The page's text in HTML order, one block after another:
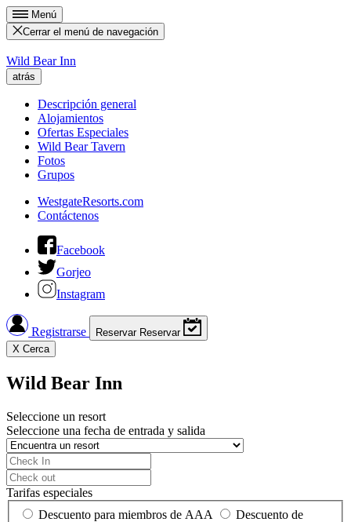
Menú
Cerrar el menú de navegación
Wild Bear Inn
atrás
Descripción general
Alojamientos
Ofertas Especiales
Wild Bear Tavern
Fotos
Grupos
WestgateResorts.com
Contáctenos
Facebook
Gorjeo
Instagram
Registrarse Reservar Reservar
X Cerca
Wild Bear Inn
Seleccione un resort
Seleccione una fecha de entrada y salida
Tarifas especiales
Descuento para miembros de AAA
Descuento de